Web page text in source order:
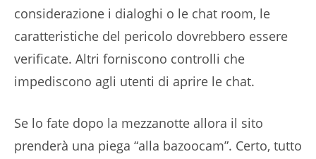
considerazione i dialoghi o le chat room, le
caratteristiche del pericolo dovrebbero essere
verificate. Altri forniscono controlli che
impediscono agli utenti di aprire le chat.
Se lo fate dopo la mezzanotte allora il sito
prenderà una piega “alla bazoocam”. Certo, tutto